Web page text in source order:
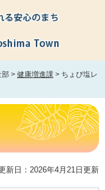
部 > 健康増進課 > ちょび塩レ
新日：2026年4月21日更新